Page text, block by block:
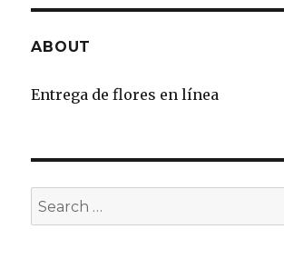
ABOUT
Entrega de flores en línea
Search
for: